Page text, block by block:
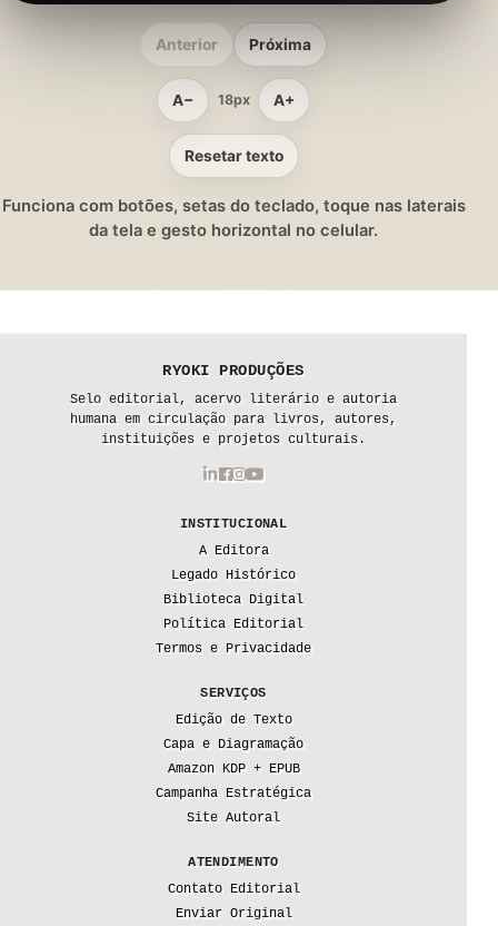
Anterior Próxima
A− 18px A+
Resetar texto
Funciona com botões, setas do teclado, toque nas laterais
da tela e gesto horizontal no celular.
RYOKI PRODUÇÕES
Selo editorial, acervo literário e autoria
humana em circulação para livros, autores,
instituições e projetos culturais.
INSTITUCIONAL
A Editora
Legado Histórico
Biblioteca Digital
Política Editorial
Termos e Privacidade
SERVIÇOS
Edição de Texto
Capa e Diagramação
Amazon KDP + EPUB
Campanha Estratégica
Site Autoral
ATENDIMENTO
Contato Editorial
Enviar Original